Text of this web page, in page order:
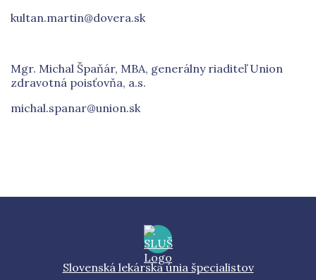
kultan.martin@dovera.sk
Mgr. Michal Špaňár, MBA, generálny riaditeľ Union
zdravotná poisťovňa, a.s.
michal.spanar@union.sk
Slovenská lekárska únia špecialistov